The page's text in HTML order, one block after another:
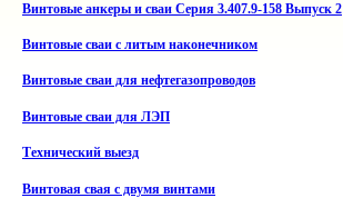
Винтовые анкеры и сваи Серия 3.407.9-158 Выпуск 2
Винтовые сваи с литым наконечником
Винтовые сваи для нефтегазопроводов
Винтовые сваи для ЛЭП
Технический выезд
Винтовая свая с двумя винтами